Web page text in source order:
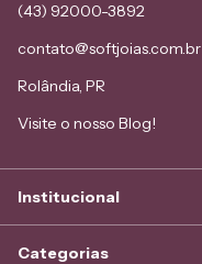
(43) 92000-3892
contato@softjoias.com.br
Rolândia, PR
Visite o nosso Blog!
Institucional
Categorias